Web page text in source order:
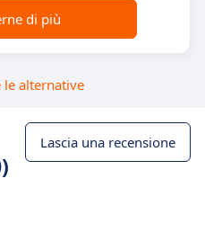
di più
le alternative
Lascia una recensione